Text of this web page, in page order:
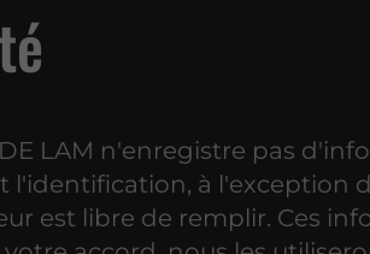
DE LAM n'enregistre pas
l'identification, à l'exception
est libre de remplir. Ces